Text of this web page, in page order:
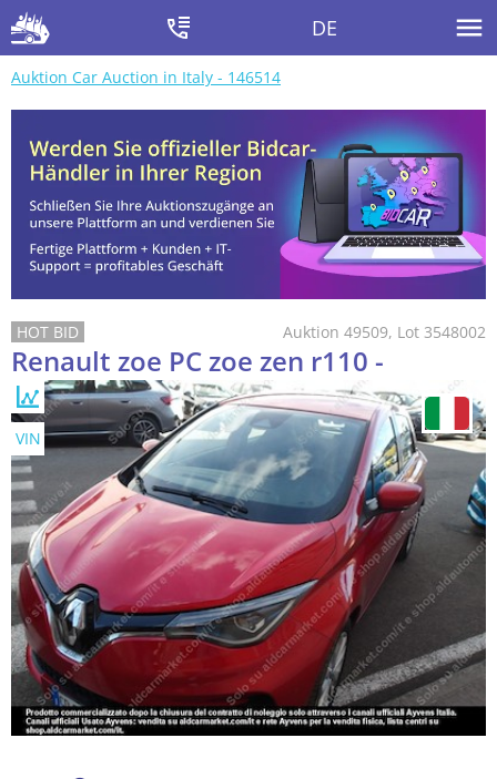
DE
Auktion Car Auction in Italy - 146514
Auktion 49509, Lot 3548002
Renault zoe PC zoe zen r110 -
VIN